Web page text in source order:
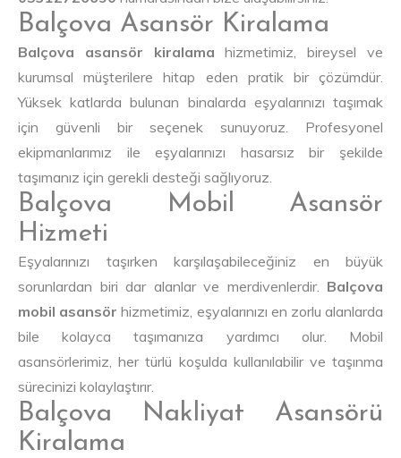
Balçova Asansör Kiralama
Balçova asansör kiralama hizmetimiz, bireysel ve
kurumsal müşterilere hitap eden pratik bir çözümdür.
Yüksek katlarda bulunan binalarda eşyalarınızı taşımak
için güvenli bir seçenek sunuyoruz. Profesyonel
ekipmanlarımız ile eşyalarınızı hasarsız bir şekilde
taşımanız için gerekli desteği sağlıyoruz.
Balçova Mobil Asansör
Hizmeti
Eşyalarınızı taşırken karşılaşabileceğiniz en büyük
sorunlardan biri dar alanlar ve merdivenlerdir. Balçova
mobil asansör hizmetimiz, eşyalarınızı en zorlu alanlarda
bile kolayca taşımanıza yardımcı olur. Mobil
asansörlerimiz, her türlü koşulda kullanılabilir ve taşınma
sürecinizi kolaylaştırır.
Balçova Nakliyat Asansörü
Kiralama